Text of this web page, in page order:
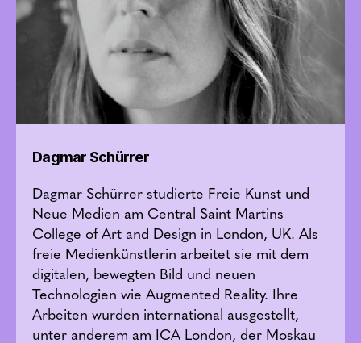
Dagmar Schürrer
Dagmar Schürrer studierte Freie Kunst und
Neue Medien am Central Saint Martins
College of Art and Design in London, UK. Als
freie Medienkünstlerin arbeitet sie mit dem
digitalen, bewegten Bild und neuen
Technologien wie Augmented Reality. Ihre
Arbeiten wurden international ausgestellt,
unter anderem am ICA London, der Moskau